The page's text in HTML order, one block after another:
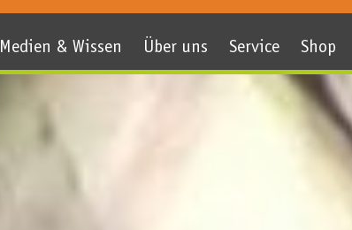
Medien & Wissen Über uns Service Shop